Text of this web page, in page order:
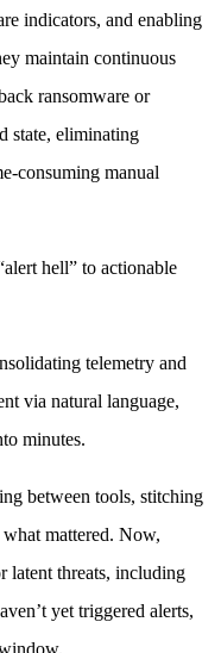
indicators, and enabling
maintain continuous
ransomware or
state, eliminating
consuming manual
hell” to actionable
telemetry and
via natural language,
minutes.
between tools, stitching
mattered. Now,
latent threats, including
yet triggered alerts,